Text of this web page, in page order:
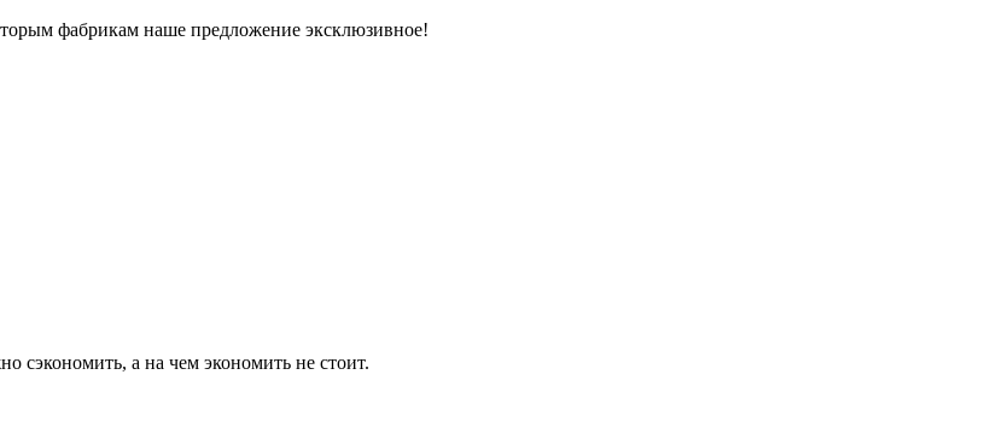
фабрикам наше предложение эксклюзивное!
сэкономить, а на чем экономить не стоит.